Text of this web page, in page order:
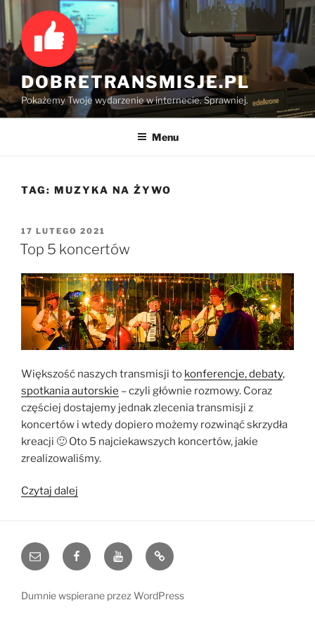
Przejdź
do
treści
DOBRETRANSMISJE.PL
Pokażemy Twoje wydarzenie w internecie. Sprawniej.
Menu
TAG: MUZYKA NA ŻYWO
OPUBLIKOWANE
W
17 LUTEGO 2021
Top 5 koncertów
Większość naszych transmisji to konferencje, debaty,
spotkania autorskie – czyli głównie rozmowy. Coraz
częściej dostajemy jednak zlecenia transmisji z
koncertów i wtedy dopiero możemy rozwinąć skrzydła
kreacji 🙂 Oto 5 najciekawszych koncertów, jakie
zrealizowaliśmy.
Czytaj dalej
e-
mail
FacebookYouTubeBlog
Dumnie wspierane przez WordPress